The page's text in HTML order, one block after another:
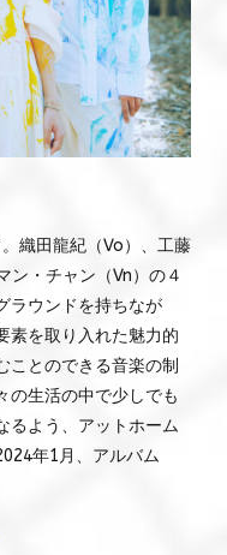
織田龍紀（Vo）、工藤
ン・チャン（Vn）の４
ラウンドを持ちなが
素を取り入れた魅力的
ことのできる音楽の制
の生活の中で少しでも
るよう、アットホーム
年1月、アルバム